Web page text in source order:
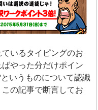
いるタイピングのお
やった分だけポイン
いうものについて認識
の記事で断言してお